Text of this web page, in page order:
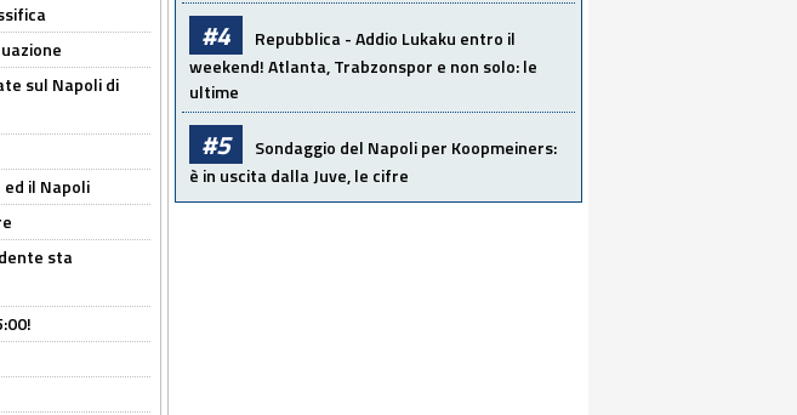
sul Napoli di
il Napoli
sta
#4
Repubblica - Addio Lukaku entro il
weekend! Atlanta, Trabzonspor e non solo: le
ultime
#5
Sondaggio del Napoli per Koopmeiners:
è in uscita dalla Juve, le cifre